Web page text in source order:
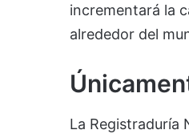
incrementará la
alrededor del
La Registraduría